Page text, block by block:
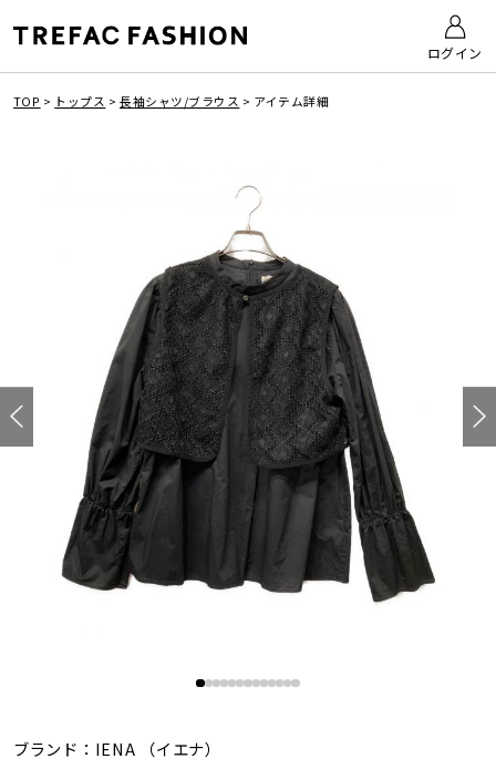
ログイン
TOP > トップス > 長袖シャツ/ブラウス > アイテム詳細
ブランド： IENA （イエナ）